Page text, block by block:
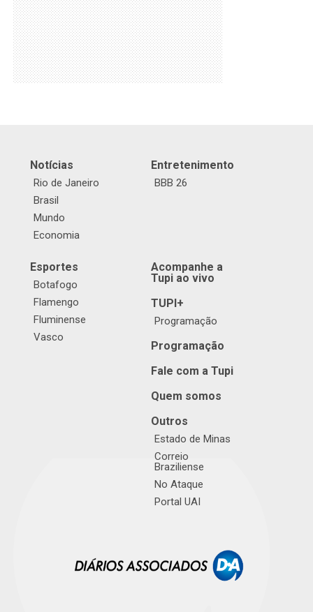
Notícias
Rio de Janeiro
Brasil
Mundo
Economia
Entretenimento
BBB 26
Esportes
Botafogo
Flamengo
Fluminense
Vasco
Acompanhe a
Tupi ao vivo
TUPI+
Programação
Programação
Fale com a Tupi
Quem somos
Outros
Estado de Minas
Correio
Braziliense
No Ataque
Portal UAI